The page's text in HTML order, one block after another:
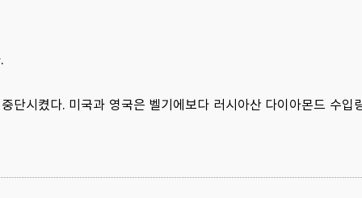
단시켰다. 미국과 영국은 벨기에보다 러시아산 다이아몬드 수입